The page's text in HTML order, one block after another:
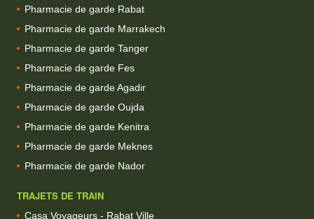
Pharmacie de garde Rabat
Pharmacie de garde Marrakech
Pharmacie de garde Tanger
Pharmacie de garde Fes
Pharmacie de garde Agadir
Pharmacie de garde Oujda
Pharmacie de garde Kenitra
Pharmacie de garde Meknes
Pharmacie de garde Nador
TRAJETS DE TRAIN
Casa Voyageurs - Rabat Ville